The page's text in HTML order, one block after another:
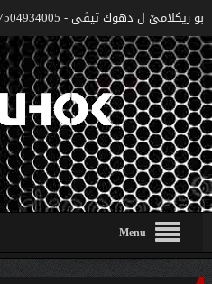
بو ريكلامێ ل دهوك تیڤی - 07504934005
Menu